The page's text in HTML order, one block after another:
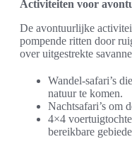
Activiteiten voor
De avontuurlijke
pompende ritten door
over uitgestrekte
Wandel-safari’s
natuur te komen.
Nachtsafari’s om
4×4
bereikbare